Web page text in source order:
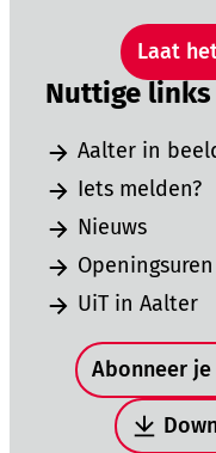
Laat
Nuttige links
Aalter in
Iets melden?
Nieuws
UiT in Aalter
Snel naar
Abonneer